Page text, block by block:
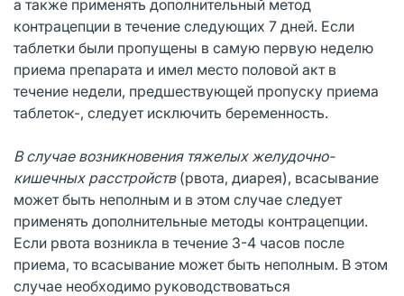
а также применять дополнительный метод
контрацепции в течение следующих 7 дней. Если
таблетки были пропущены в самую первую неделю
приема препарата и имел место половой акт в
течение недели, предшествующей пропуску приема
таблеток-, следует исключить беременность.
В случае возникновения тяжелых желудочно-
кишечных расстройств(рвота, диарея), всасывание
может быть неполным и в этом случае следует
применять дополнительные методы контрацепции.
Если рвота возникла в течение 3-4 часов после
приема, то всасывание может быть неполным. В этом
случае необходимо руководствоваться